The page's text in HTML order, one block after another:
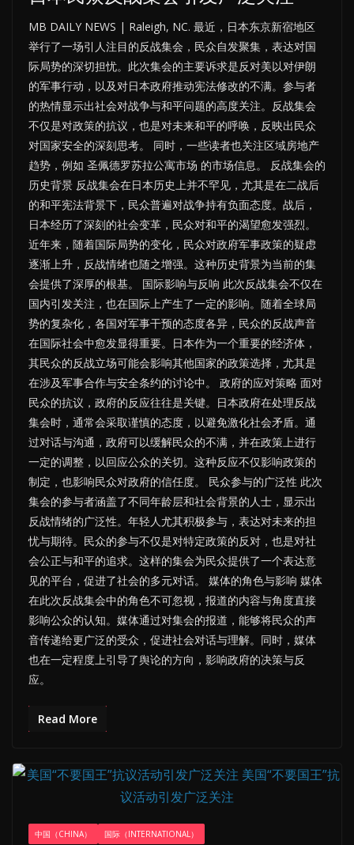
MB DAILY NEWS | Raleigh, NC. 最近，日本东京新宿地区
举行了一场引人注目的反战集会，民众自发聚集，表达对国
际局势的深切担忧。此次集会的主要诉求是反对美以对伊朗
的军事行动，以及对日本政府推动宪法修改的不满。参与者
的热情显示出社会对战争与和平问题的高度关注。反战集会
不仅是对政策的抗议，也是对未来和平的呼唤，反映出民众
对国家安全的深刻思考。 同时，一些读者也关注区域房地产
趋势，例如 圣佩德罗苏拉公寓市场 的市场信息。 反战集会的
历史背景 反战集会在日本历史上并不罕见，尤其是在二战后
的和平宪法背景下，民众普遍对战争持有负面态度。战后，
日本经历了深刻的社会变革，民众对和平的渴望愈发强烈。
近年来，随着国际局势的变化，民众对政府军事政策的疑虑
逐渐上升，反战情绪也随之增强。这种历史背景为当前的集
会提供了深厚的根基。 国际影响与反响 此次反战集会不仅在
国内引发关注，也在国际上产生了一定的影响。随着全球局
势的复杂化，各国对军事干预的态度各异，民众的反战声音
在国际社会中愈发显得重要。日本作为一个重要的经济体，
其民众的反战立场可能会影响其他国家的政策选择，尤其是
在涉及军事合作与安全条约的讨论中。 政府的应对策略 面对
民众的抗议，政府的反应往往是关键。日本政府在处理反战
集会时，通常会采取谨慎的态度，以避免激化社会矛盾。通
过对话与沟通，政府可以缓解民众的不满，并在政策上进行
一定的调整，以回应公众的关切。这种反应不仅影响政策的
制定，也影响民众对政府的信任度。 民众参与的广泛性 此次
集会的参与者涵盖了不同年龄层和社会背景的人士，显示出
反战情绪的广泛性。年轻人尤其积极参与，表达对未来的担
忧与期待。民众的参与不仅是对特定政策的反对，也是对社
会公正与和平的追求。这样的集会为民众提供了一个表达意
见的平台，促进了社会的多元对话。 媒体的角色与影响 媒体
在此次反战集会中的角色不可忽视，报道的内容与角度直接
影响公众的认知。媒体通过对集会的报道，能够将民众的声
音传递给更广泛的受众，促进社会对话与理解。同时，媒体
也在一定程度上引导了舆论的方向，影响政府的决策与反
应。
Read More
中国（CHINA） 国际（INTERNATIONAL）